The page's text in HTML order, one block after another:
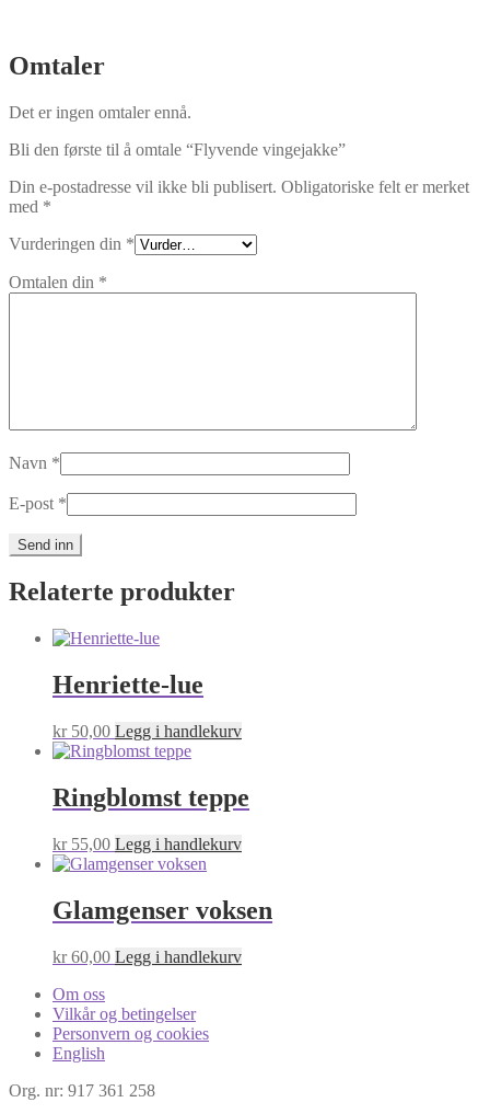
Omtaler
Det er ingen omtaler ennå.
Bli den første til å omtale “Flyvende vingejakke”
Din e-postadresse vil ikke bli publisert. Obligatoriske felt er merket
med *
Vurderingen din *
Omtalen din *
Navn *
E-post *
Relaterte produkter
Henriette-lue
kr50,00 Legg i handlekurv
Ringblomst teppe
kr55,00 Legg i handlekurv
Glamgenser voksen
kr60,00 Legg i handlekurv
Om oss
Vilkår og betingelser
Personvern og cookies
English
Org. nr: 917 361 258